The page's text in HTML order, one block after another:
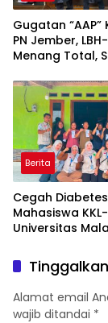
Gugatan “AAP”
PN Jember,
Menang Total,
Berita
Cegah
Mahasiswa KKL-
Universitas
Berbasis Data
Kesehatan
Kelurahan
Alamat email
wajib ditandai *